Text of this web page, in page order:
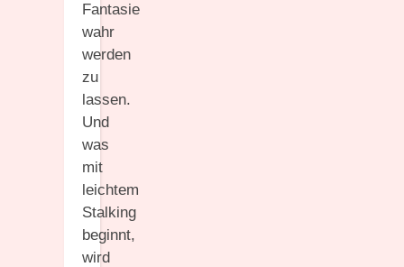
Fantasie
wahr
werden
zu
lassen.
Und
was
mit
leichtem
Stalking
beginnt,
wird